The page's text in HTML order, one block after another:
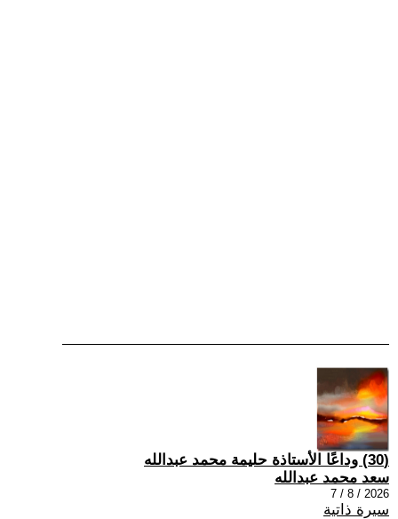
(30) وداعًا الأستاذة حليمة محمد عبدالله
سعد محمد عبدالله
2026 / 8 / 7
سيرة ذاتية